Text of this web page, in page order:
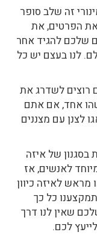
זה שלב סופר
הפרטים, את
שלכם להגיד אחר
לנו בעצם יש כל
רוצים לשדרג את
אחד, אם אתם
לצנן עם מצננים
של איזה
לאנשים, אז
לאיזה כיוון
כל כך
שאין לנו דרך
לכם.